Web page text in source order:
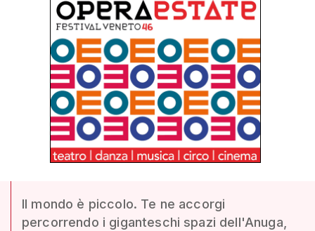
Il mondo è piccolo. Te ne accorgi
percorrendo i giganteschi spazi dell'Anuga,